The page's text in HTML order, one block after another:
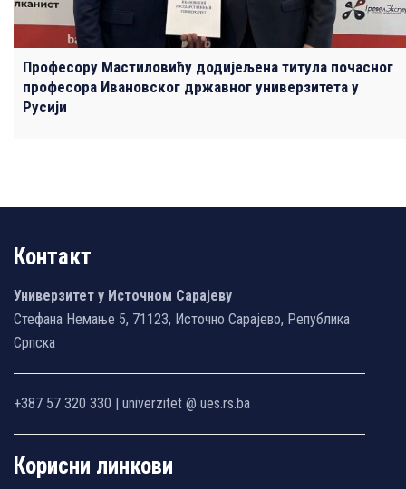
Професору Мастиловићу додијељена титула почасног
професора Ивановског државног универзитета у
Русији
Контакт
Универзитет у Источном Сарајеву
Стефана Немање 5, 71123, Источно Сарајево, Република
Српска
+387 57 320 330 | univerzitet @ ues.rs.ba
Корисни линкови